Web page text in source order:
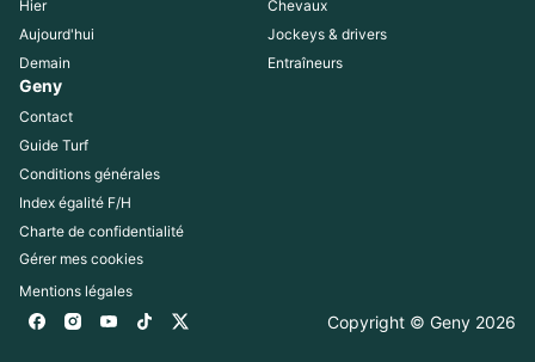
Hier
Aujourd'hui
Demain
Chevaux
Jockeys & drivers
Entraîneurs
Geny
Contact
Guide Turf
Conditions générales
Index égalité F/H
Charte de confidentialité
Gérer mes cookies
Mentions légales
Copyright © Geny 2026